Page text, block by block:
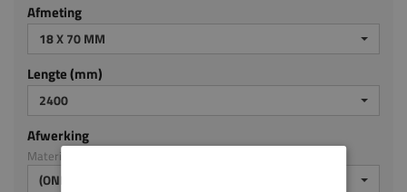
Afmeting
18 X 70 MM
Lengte (mm)
2400
Afwerking
Materiaal: Eiken
(ONBEHANDELD)